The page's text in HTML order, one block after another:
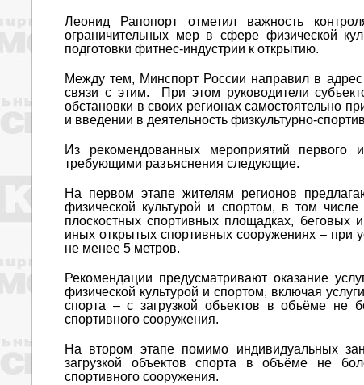
Леонид Рапопорт отметил важность
ограничительных мер в сфере физической
подготовки фитнес-индустрии к открытию.
Между тем, Минспорт России направил в
связи с этим. При этом руководители
обстановки в своих регионах самостоятельно
и введении в деятельность физкультурно-
Из рекомендованных мероприятий
требующими разъяснения следующие.
На первом этапе жителям регионов
физической культурой и спортом, в том
плоскостных спортивных площадках, беговых
иных открытых спортивных сооружениях – при
не менее 5 метров.
Рекомендации предусматривают оказание
физической культурой и спортом, включая
спорта – с загрузкой объектов в объёме не
спортивного сооружения.
На втором этапе помимо индивидуальных
загрузкой объектов спорта в объёме не
спортивного сооружения.